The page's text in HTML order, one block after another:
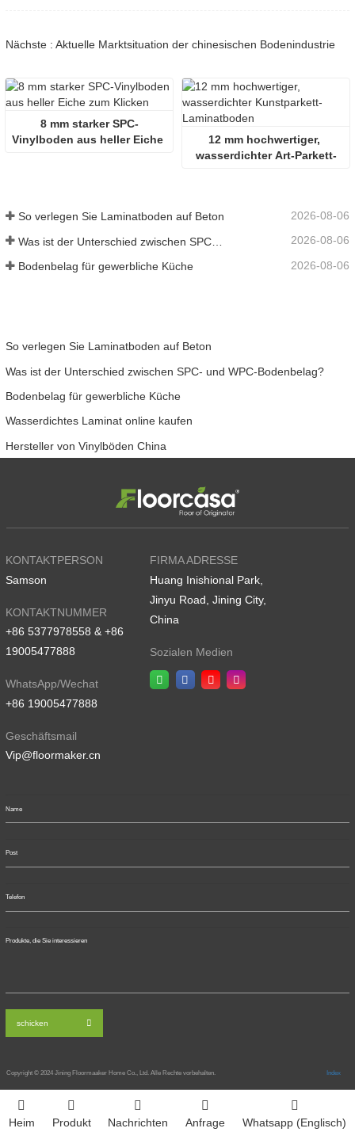
Nächste : Aktuelle Marktsituation der chinesischen Bodenindustrie
8 mm starker SPC-
Vinylboden aus heller Eiche
12 mm hochwertiger,
wasserdichter Art-Parkett-
So verlegen Sie Laminatboden auf Beton 2026-08-06
2026-08-06
Bodenbelag für gewerbliche Küche 2026-08-06
So verlegen Sie Laminatboden auf Beton
Was ist der Unterschied zwischen SPC- und WPC-Bodenbelag?
Bodenbelag für gewerbliche Küche
Wasserdichtes Laminat online kaufen
Hersteller von Vinylböden China
KONTAKTPERSON
Samson
KONTAKTNUMMER
+86 5377978558 & +86
19005477888
WhatsApp/Wechat
+86 19005477888
Geschäftsmail
Vip@floormaker.cn
FIRMA ADRESSE
Huang Inishional Park,
Jinyu Road, Jining City,
China
Sozialen Medien
schicken
Copyright © 2024 Jining Floormaaker Home Co., Ltd. Alle Rechte vorbehalten. Index
Heim Produkt Nachrichten Anfrage Whatsapp (Englisch)